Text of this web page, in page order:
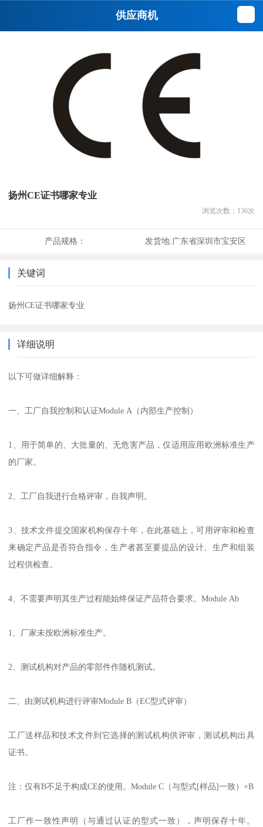
供应商机
扬州CE证书哪家专业
浏览次数： 136次
产品规格： 发货地:广东省深圳市宝安区
关键词
扬州CE证书哪家专业
详细说明
以下可做详细解释：
一、工厂自我控制和认证Module A（内部生产控制）
1、用于简单的、大批量的、无危害产品，仅适用应用欧洲标准生产
的厂家。
2、工厂自我进行合格评审，自我声明。
3、技术文件提交国家机构保存十年，在此基础上，可用评审和检查
来确定产品是否符合指令，生产者甚至要提品的设计、生产和组装
过程供检查。
4、不需要声明其生产过程能始终保证产品符合要求。Module Ab
1、厂家未按欧洲标准生产。
2、测试机构对产品的零部件作随机测试。
二、由测试机构进行评审Module B（EC型式评审）
工厂送样品和技术文件到它选择的测试机构供评审，测试机构出具
证书。
注：仅有B不足于构成CE的使用。Module C（与型式[样品]一致）+B
工厂作一致性声明（与通过认证的型式一致），声明保存十年。